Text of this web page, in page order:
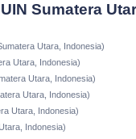
Sumatera
Utara, Indonesia)
Utara, Indonesia)
Utara, Indonesia)
Utara, Indonesia)
Utara, Indonesia)
Indonesia)